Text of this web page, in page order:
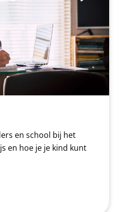
en school bij het
en hoe je je kind kunt